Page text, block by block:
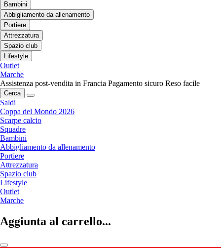
Bambini
Abbigliamento da allenamento
Portiere
Attrezzatura
Spazio club
Lifestyle
Outlet
Marche
Assistenza post-vendita in Francia Pagamento sicuro Reso facile
Cerca
Saldi
Coppa del Mondo 2026
Scarpe calcio
Squadre
Bambini
Abbigliamento da allenamento
Portiere
Attrezzatura
Spazio club
Lifestyle
Outlet
Marche
Aggiunta al carrello...